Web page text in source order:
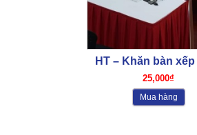
HT – Khăn bàn
25,000₫
Mua hàng